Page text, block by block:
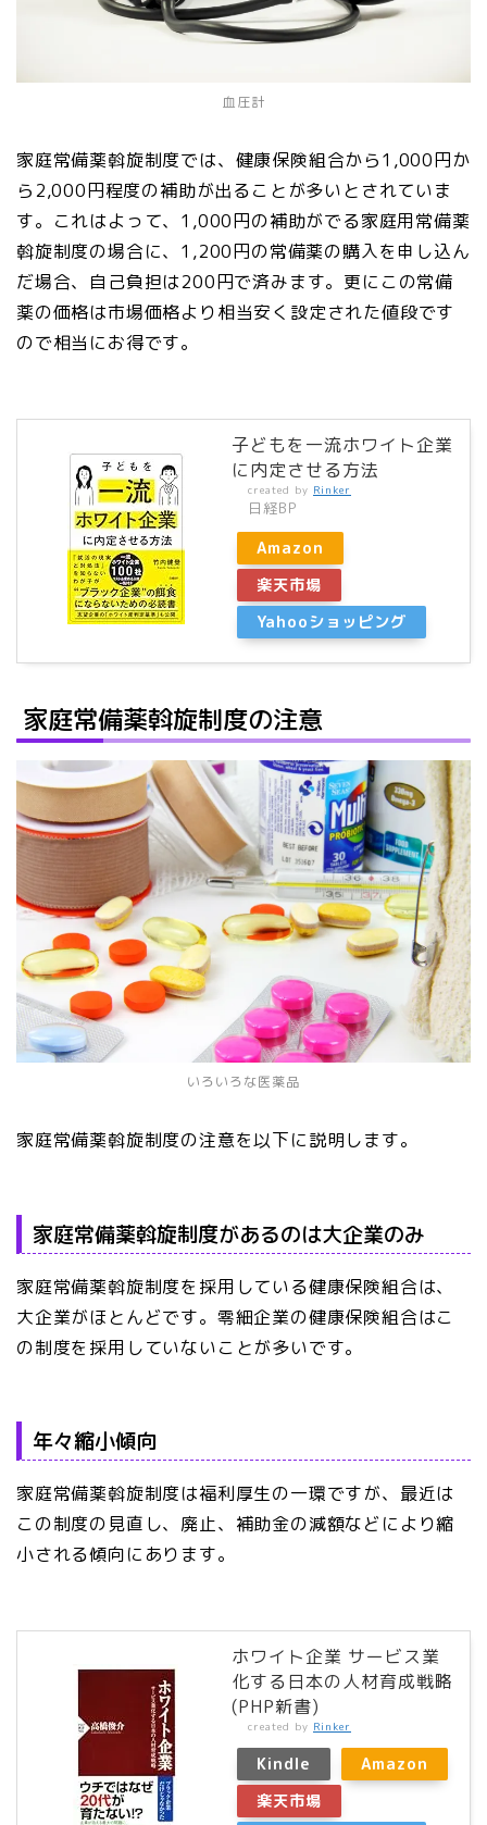
血圧計
家庭常備薬斡旋制度では、健康保険組合から1,000円か
ら2,000円程度の補助が出ることが多いとされていま
す。これはよって、1,000円の補助がでる家庭用常備薬
斡旋制度の場合に、1,200円の常備薬の購入を申し込ん
だ場合、自己負担は200円で済みます。更にこの常備
薬の価格は市場価格より相当安く設定された値段です
ので相当にお得です。
子どもを一流ホワイト企業
に内定させる方法
created by Rinker
日経BP
Amazon
楽天市場
Yahooショッピング
家庭常備薬斡旋制度の注意
いろいろな医薬品
家庭常備薬斡旋制度の注意を以下に説明します。
家庭常備薬斡旋制度があるのは大企業のみ
家庭常備薬斡旋制度を採用している健康保険組合は、
大企業がほとんどです。零細企業の健康保険組合はこ
の制度を採用していないことが多いです。
年々縮小傾向
家庭常備薬斡旋制度は福利厚生の一環ですが、最近は
この制度の見直し、廃止、補助金の減額などにより縮
小される傾向にあります。
ホワイト企業 サービス業
化する日本の人材育成戦略
(PHP新書)
created by Rinker
Kindle
Amazon
楽天市場